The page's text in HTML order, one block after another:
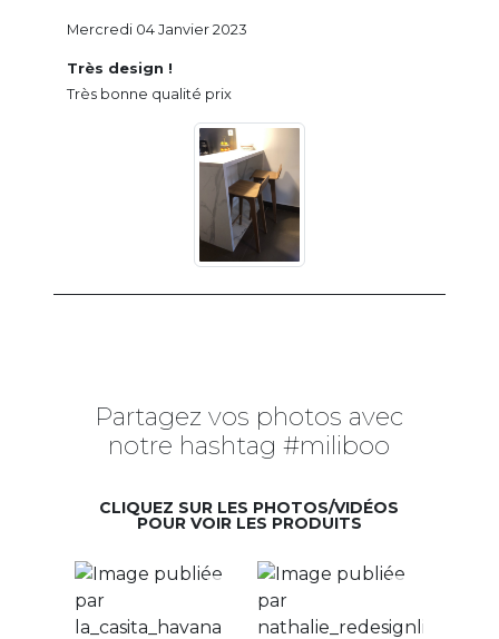
Très design !
Très bonne qualité prix
Mercredi 04 Janvier 2023
Partagez vos photos avec
notre hashtag #miliboo
CLIQUEZ SUR LES PHOTOS/VIDÉOS
POUR VOIR LES PRODUITS